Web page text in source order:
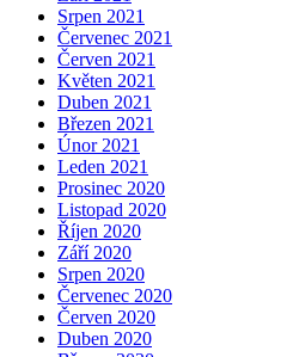
Srpen 2021
Červenec 2021
Červen 2021
Květen 2021
Duben 2021
Březen 2021
Únor 2021
Leden 2021
Prosinec 2020
Listopad 2020
Říjen 2020
Září 2020
Srpen 2020
Červenec 2020
Červen 2020
Duben 2020